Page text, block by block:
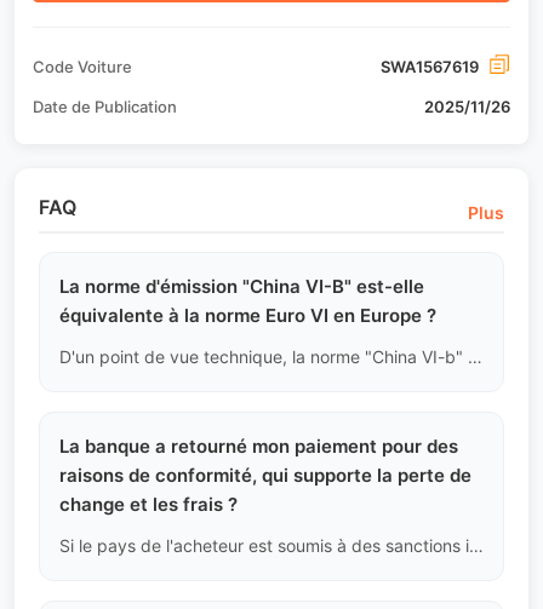
Code Voiture SWA1567619
Date de Publication 2025/11/26
FAQ Plus
La norme d'émission "China VI-B" est-elle
équivalente à la norme Euro VI en Europe ?
D'un point de vue technique, la norme "China VI-b" est l'une des plus strictes au monde, avec des limites pour le monoxyde de carbone, les oxydes d'azote et les particules qui sont parfois plus sévères que celles de l'Euro VI. Cependant, les deux normes ne sont pas reconnues légalement l'une par l'autre, cela dépend des réglementations d'importation de votre pays.
La banque a retourné mon paiement pour des
raisons de conformité, qui supporte la perte de
change et les frais ?
Si le pays de l'acheteur est soumis à des sanctions internationales, ou si l'acheteur ne peut pas fournir de source de fonds légale entraînant le retour du paiement par la banque, tous les frais de transfert et les pertes de change pendant cette période sont entièrement à la charge de l'acheteur.